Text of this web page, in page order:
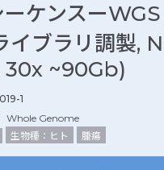
ーケンスー
イブラリ調製,
~90Gb)
1
Whole Genome
生物種：ヒト 腫瘍